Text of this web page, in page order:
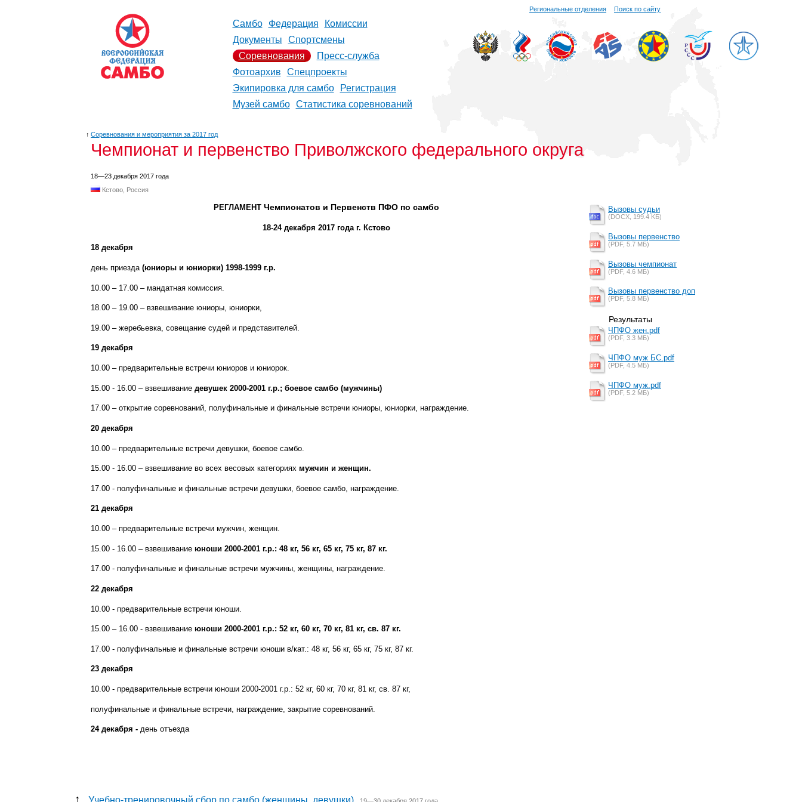
Региональные отделения Поиск по сайту
Самбо Федерация
Комиссии
Документы
Спортсмены
Соревнования
Пресс-служба
Фотоархив
Спецпроекты
Экипировка для самбо
Регистрация
Музей самбо
Статистика соревнований
↑ Соревнования и мероприятия за 2017 год
Чемпионат и первенство Приволжского федерального округа
18—23 декабря 2017 года
Кстово, Россия
РЕГЛАМЕНТ Чемпионатов и Первенств ПФО по самбо
18-24 декабря 2017 года г. Кстово
18 декабря
день приезда (юниоры и юниорки) 1998-1999 г.р.
10.00 – 17.00 – мандатная комиссия.
18.00 – 19.00 – взвешивание юниоры, юниорки,
19.00 – жеребьевка, совещание судей и представителей.
19 декабря
10.00 – предварительные встречи юниоров и юниорок.
15.00 - 16.00 – взвешивание девушек 2000-2001 г.р.; боевое самбо (мужчины)
17.00 – открытие соревнований, полуфинальные и финальные встречи юниоры, юниорки, награждение.
20 декабря
10.00 – предварительные встречи девушки, боевое самбо.
15.00 - 16.00 – взвешивание во всех весовых категориях мужчин и женщин.
17.00 - полуфинальные и финальные встречи девушки, боевое самбо, награждение.
21 декабря
10.00 – предварительные встречи мужчин, женщин.
15.00 - 16.00 – взвешивание юноши 2000-2001 г.р.: 48 кг, 56 кг, 65 кг, 75 кг, 87 кг.
17.00 - полуфинальные и финальные встречи мужчины, женщины, награждение.
22 декабря
10.00 - предварительные встречи юноши.
15.00 – 16.00 - взвешивание юноши 2000-2001 г.р.: 52 кг, 60 кг, 70 кг, 81 кг, св. 87 кг.
17.00 - полуфинальные и финальные встречи юноши в/кат.: 48 кг, 56 кг, 65 кг, 75 кг, 87 кг.
23 декабря
10.00 - предварительные встречи юноши 2000-2001 г.р.: 52 кг, 60 кг, 70 кг, 81 кг, св. 87 кг,
полуфинальные и финальные встречи, награждение, закрытие соревнований.
24 декабря - день отъезда
Вызовы судьи
(DOCX, 199.4 KБ)
Вызовы первенство
(PDF, 5.7 MБ)
Вызовы чемпионат
(PDF, 4.6 MБ)
Вызовы первенство доп
(PDF, 5.8 MБ)
Результаты
ЧПФО жен.pdf
(PDF, 3.3 MБ)
ЧПФО муж БС.pdf
(PDF, 4.5 MБ)
ЧПФО муж.pdf
(PDF, 5.2 MБ)
↑ Учебно-тренировочный сбор по самбо (женщины, девушки)